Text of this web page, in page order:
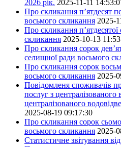
2026 рік. 2025-11-11
Про скликання п’ятдесят
восьмого скликання 2025-
Про скликання п’ятдесятої
скликання 2025-10-13
Про скликання сорок
селищної ради восьмого
Про скликання сорок
восьмого скликання 2025-
Повідомленя споживачів
послуг з централізованого
централізованого
2025-08-19 09:17:30
Про скликання сорок
восьмого скликання 2025-
Статистичне звітування